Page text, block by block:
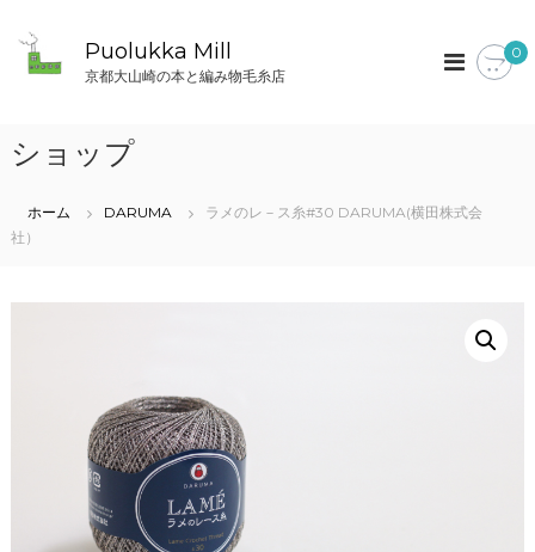
プ
Puolukka Mill
京都大山崎の本と編み物毛糸店
0
ショップ
ホーム DARUMA
ラメのレ－ス糸#30 DARUMA(横田株式会
社）